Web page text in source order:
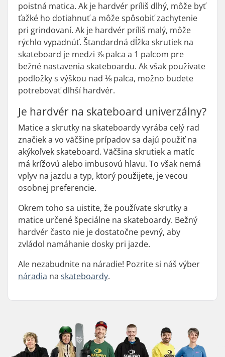
poistná matica. Ak je hardvér príliš dlhý, môže byť
ťažké ho dotiahnuť a môže spôsobiť zachytenie
pri grindovaní. Ak je hardvér príliš malý, môže
rýchlo vypadnúť. Štandardná dĺžka skrutiek na
skateboard je medzi ⅞ palca a 1 palcom pre
bežné nastavenia skateboardu. Ak však používate
podložky s výškou nad ⅛ palca, možno budete
potrebovať dlhší hardvér.
Je hardvér na skateboard univerzálny?
Matice a skrutky na skateboardy vyrába celý rad
značiek a vo väčšine prípadov sa dajú použiť na
akýkoľvek skateboard. Väčšina skrutiek a matíc
má krížovú alebo imbusovú hlavu. To však nemá
vplyv na jazdu a typ, ktorý použijete, je vecou
osobnej preferencie.
Okrem toho sa uistite, že používate skrutky a
matice určené špeciálne na skateboardy. Bežný
hardvér často nie je dostatočne pevný, aby
zvládol namáhanie dosky pri jazde.
Ale nezabudnite na náradie! Pozrite si náš výber
náradia na skateboardy.